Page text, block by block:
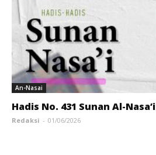
An-Nasai
Hadis No. 431 Sunan Al-Nasa’i
Redaksi - 01/06/2026